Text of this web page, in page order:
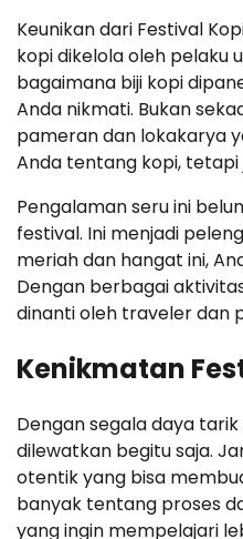
Keunikan dari Festival
kopi dikelola oleh pelaku
bagaimana biji kopi
Anda nikmati. Bukan
pameran dan lokakarya
Anda tentang kopi,
Pengalaman seru ini
festival. Ini menjadi
meriah dan hangat ini,
Dengan berbagai
dinanti oleh traveler dan
Kenikmatan
Dengan segala daya
dilewatkan begitu saja.
otentik yang bisa
banyak tentang proses
yang ingin mempelajari